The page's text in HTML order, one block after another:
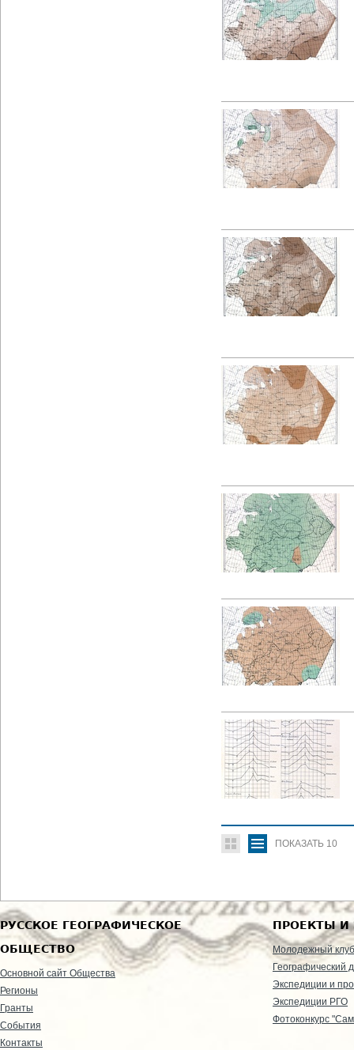
ПОКАЗАТЬ 10
РУССКОЕ ГЕОГРАФИЧЕСКОЕ
ОБЩЕСТВО
Основной сайт Общества
Регионы
Гранты
События
Контакты
ПРОЕКТЫ И
Молодежный клуб
Географический
Экспедиции и
Экспедиции РГО
Фотоконкурс